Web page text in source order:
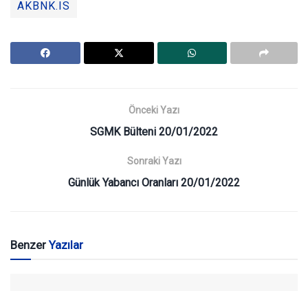
AKBNK.IS
Önceki Yazı
SGMK Bülteni 20/01/2022
Sonraki Yazı
Günlük Yabancı Oranları 20/01/2022
BenzerYazılar